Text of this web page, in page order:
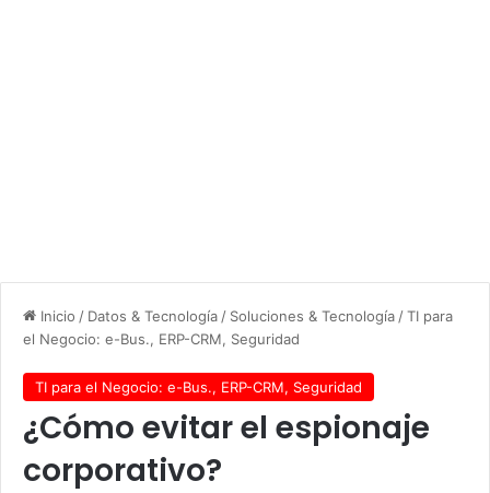
Inicio / Datos & Tecnología / Soluciones & Tecnología /TI para
el Negocio: e-Bus., ERP-CRM, Seguridad
TI para el Negocio: e-Bus., ERP-CRM, Seguridad
¿Cómo evitar el espionaje
corporativo?